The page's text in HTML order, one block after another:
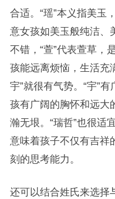
合适。“瑶”本义指美玉
意女孩如美玉般纯洁、
不错，“萱”代表萱草，
孩能远离烦恼，生活充
宇”就很有气势。“宇”
孩有广阔的胸怀和远大
瀚无垠。“瑞哲”也很适
意味着孩子不仅有吉祥
刻的思考能力。
还可以结合姓氏来选择